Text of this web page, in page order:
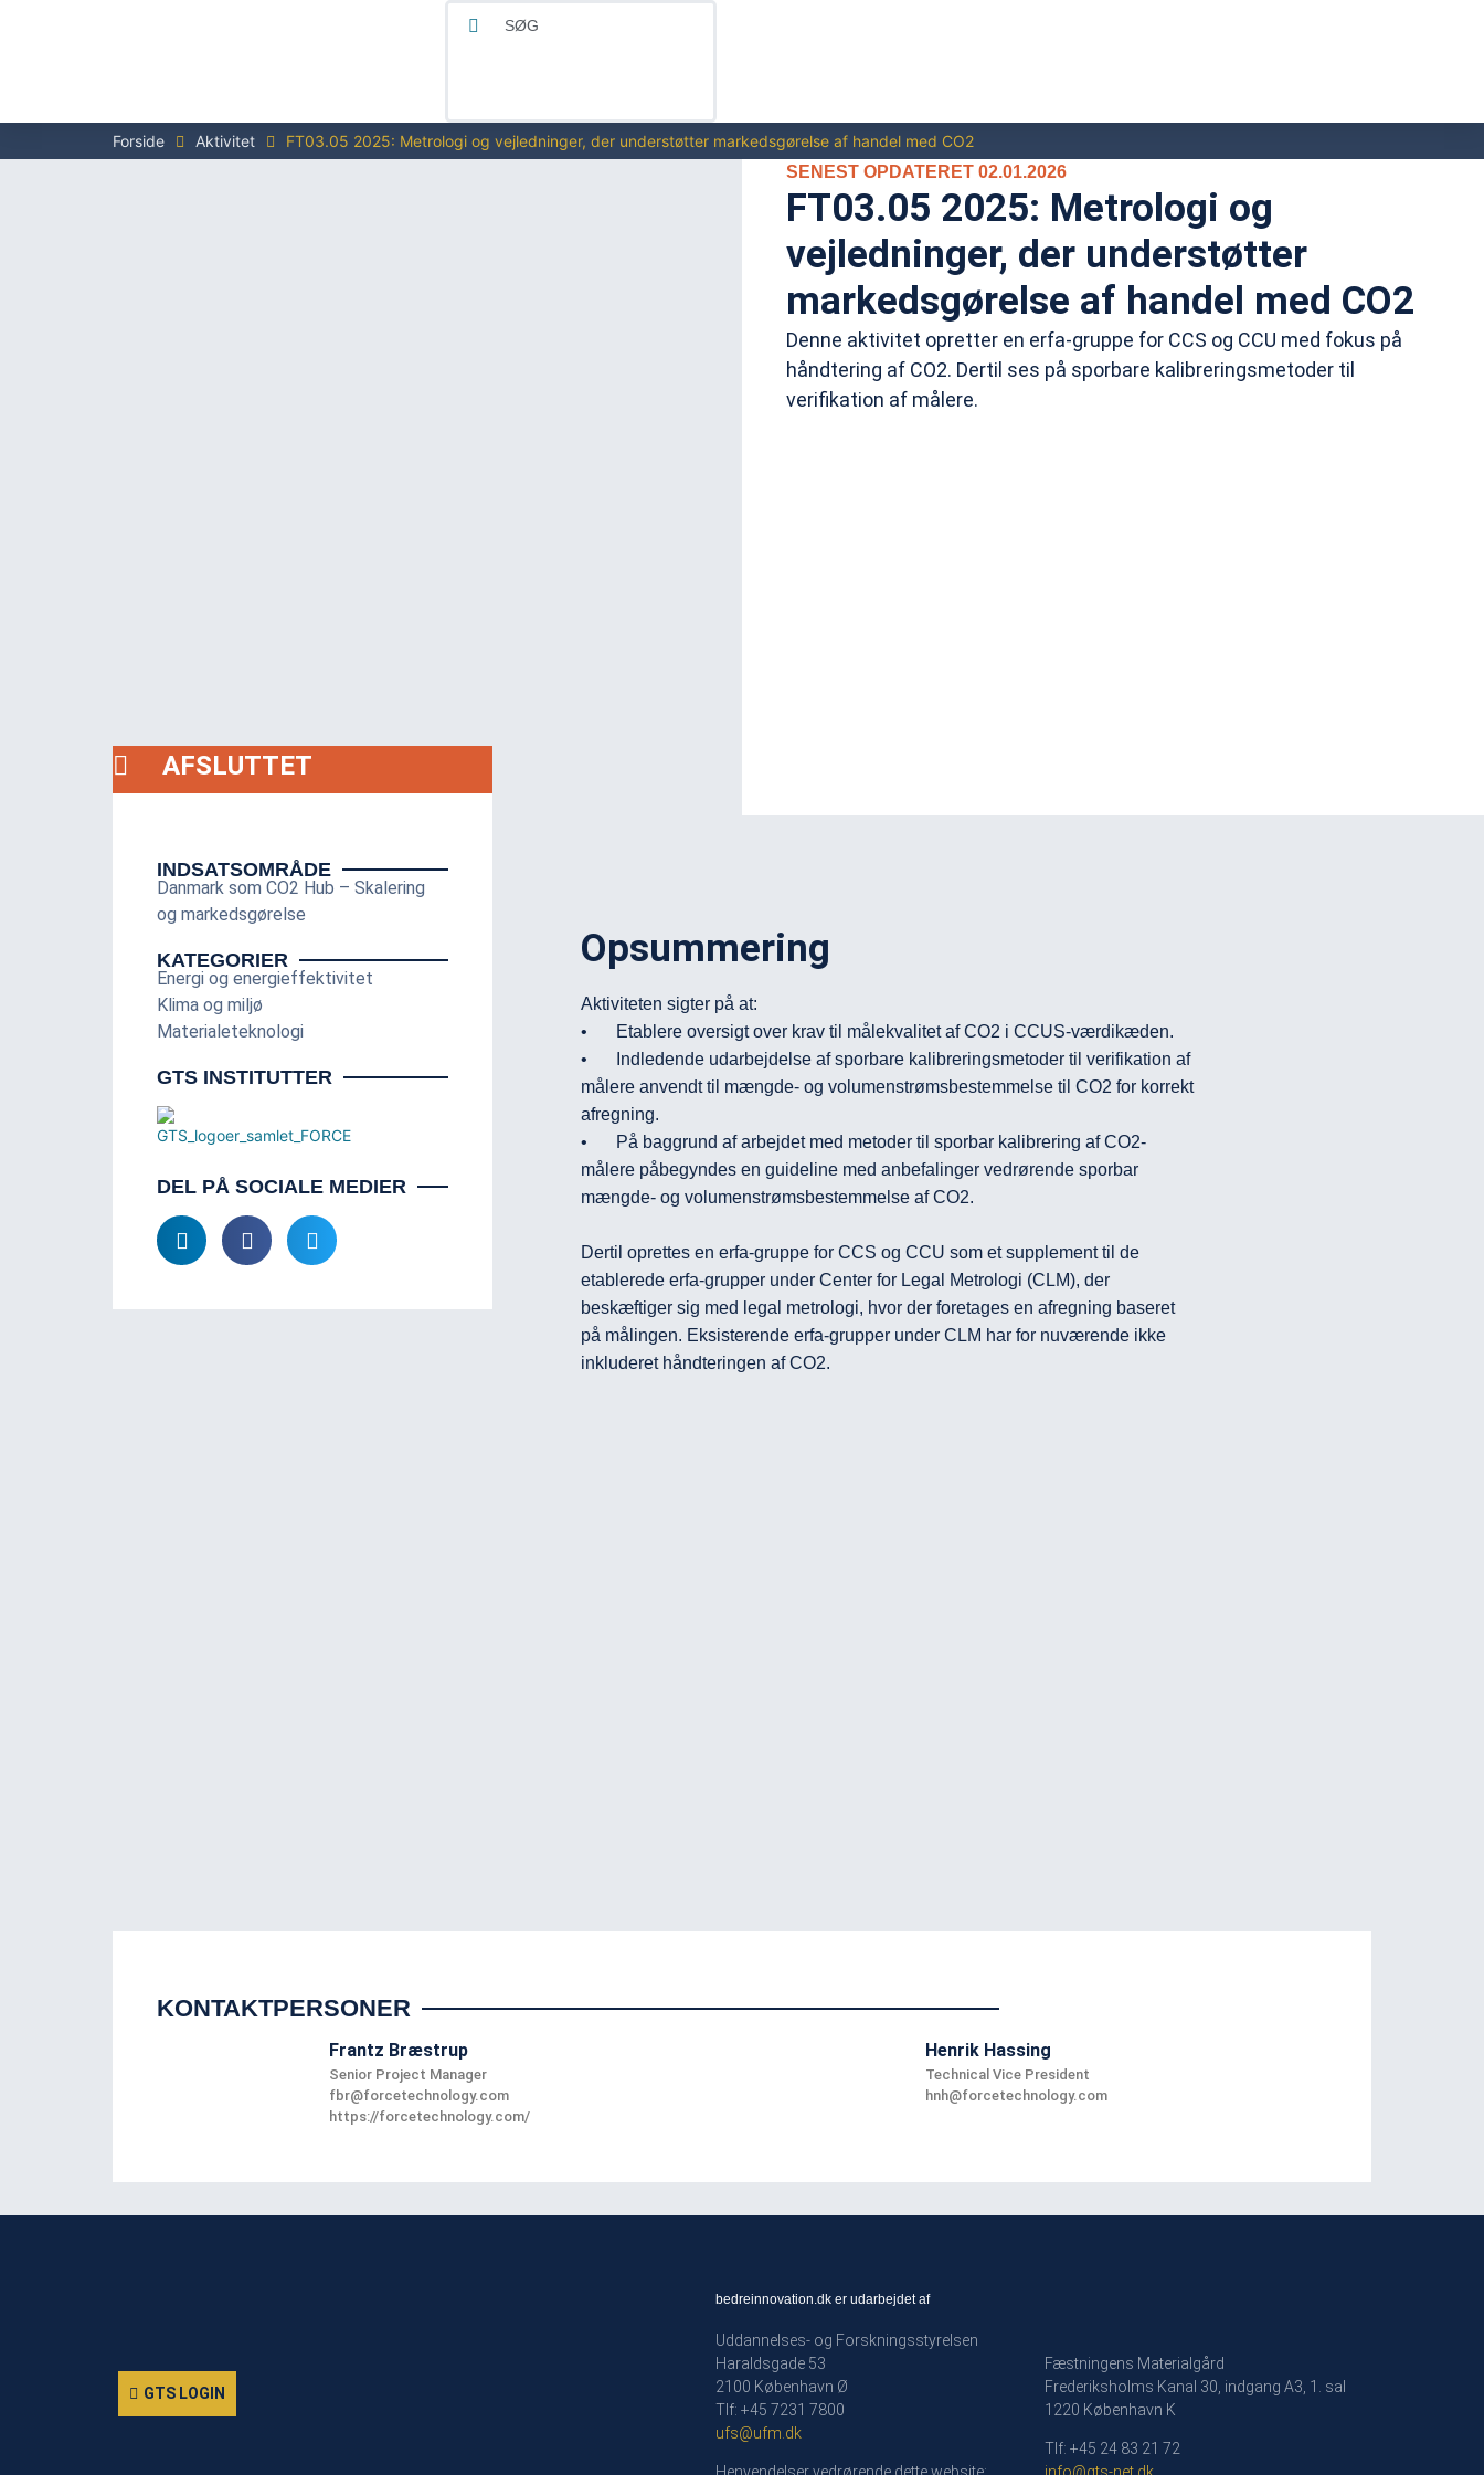
Forside Aktivitet
FT03.05 2025: Metrologi og vejledninger, der understøtter markedsgørelse af handel med CO2
SENEST OPDATERET 02.01.2026
FT03.05 2025: Metrologi og
vejledninger, der understøtter
markedsgørelse af handel med CO2
Denne aktivitet opretter en erfa-gruppe for CCS og CCU med fokus på
håndtering af CO2. Dertil ses på sporbare kalibreringsmetoder til
verifikation af målere.
AFSLUTTET
INDSATSOMRÅDE
Danmark som CO2 Hub – Skalering
og markedsgørelse
KATEGORIER
Energi og energieffektivitet
Klima og miljø
Materialeteknologi
GTS INSTITUTTER
DEL PÅ SOCIALE MEDIER
Opsummering
Aktiviteten sigter på at:
•	Etablere oversigt over krav til målekvalitet af CO2 i CCUS-værdikæden.
•	Indledende udarbejdelse af sporbare kalibreringsmetoder til verifikation af
målere anvendt til mængde- og volumenstrømsbestemmelse til CO2 for korrekt
afregning.
•	På baggrund af arbejdet med metoder til sporbar kalibrering af CO2-
målere påbegyndes en guideline med anbefalinger vedrørende sporbar
mængde- og volumenstrømsbestemmelse af CO2.
Dertil oprettes en erfa-gruppe for CCS og CCU som et supplement til de
etablerede erfa-grupper under Center for Legal Metrologi (CLM), der
beskæftiger sig med legal metrologi, hvor der foretages en afregning baseret
på målingen. Eksisterende erfa-grupper under CLM har for nuværende ikke
inkluderet håndteringen af CO2.
KONTAKTPERSONER
Frantz Bræstrup
Senior Project Manager
fbr@forcetechnology.com
https://forcetechnology.com/
Henrik Hassing
Technical Vice President
hnh@forcetechnology.com
GTS LOGIN
bedreinnovation.dk er udarbejdet af
Uddannelses- og Forskningsstyrelsen
Haraldsgade 53
2100 København Ø
Tlf: +45 7231 7800
ufs@ufm.dk
Fæstningens Materialgård
Frederiksholms Kanal 30, indgang A3, 1. sal
1220 København K
Tlf: +45 24 83 21 72